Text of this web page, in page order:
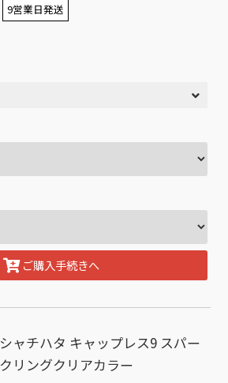
9営業日発送
ご購入手続きへ
シャチハタ キャップレス9 スパー
クリングクリアカラー